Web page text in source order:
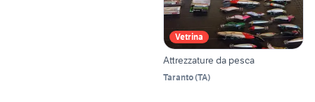
Vetrina
Attrezzature da pesca
Taranto(TA)